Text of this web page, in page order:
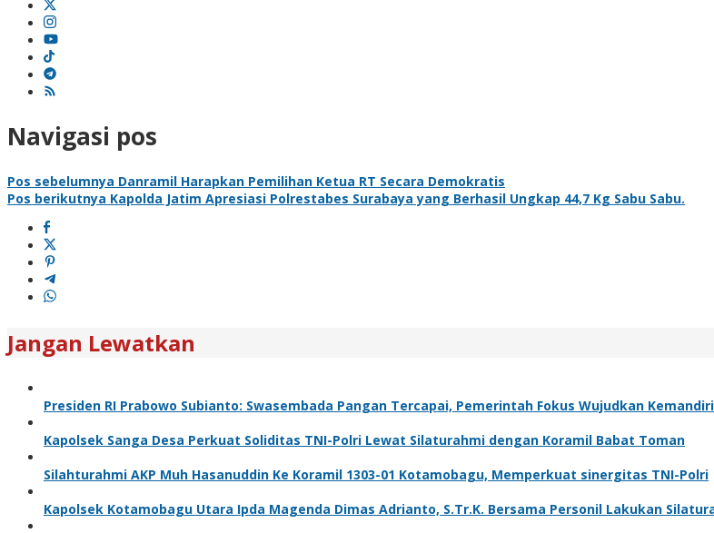
Navigasi pos
Pos sebelumnya Danramil Harapkan Pemilihan Ketua RT Secara Demokratis
Pos berikutnya Kapolda Jatim Apresiasi Polrestabes Surabaya yang Berhasil Ungkap 44,7 Kg Sabu Sabu.
Jangan Lewatkan
Presiden RI Prabowo Subianto: Swasembada Pangan Tercapai, Pemerintah Fokus Wujudkan
Kapolsek Sanga Desa Perkuat Soliditas TNI-Polri Lewat Silaturahmi dengan Koramil Babat Toman
Silahturahmi AKP Muh Hasanuddin Ke Koramil 1303-01 Kotamobagu, Memperkuat sinergitas TNI-Polri
Kapolsek Kotamobagu Utara Ipda Magenda Dimas Adrianto, S.Tr.K. Bersama Personil Lakukan